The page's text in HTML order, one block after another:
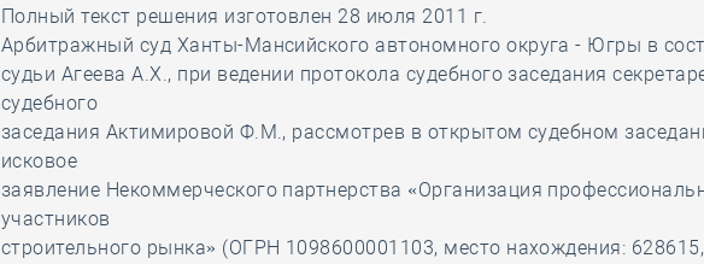
Полный текст решения изготовлен 28 июля 2011 г.
Арбитражный суд Ханты-Мансийского автономного округа - Югры в
судьи Агеева А.Х., при ведении протокола судебного заседания
судебного
заседания Актимировой Ф.М., рассмотрев в открытом судебном
исковое
заявление Некоммерческого партнерства «Организация
участников
строительного рынка» (ОГРН 1098600001103, место нахождения: 628615,